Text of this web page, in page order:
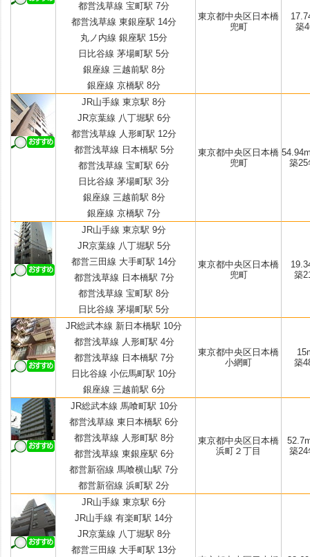
都営浅草線 宝町駅 7分
都営浅草線 東銀座駅 14分
丸ノ内線 銀座駅 15分
日比谷線 茅場町駅 5分
銀座線 三越前駅 8分
銀座線 京橋駅 8分
東京都中央区日本橋
兜町
築
JR山手線 東京駅 8分
JR京葉線 八丁堀駅 6分
都営浅草線 人形町駅 12分
都営浅草線 日本橋駅 5分
都営浅草線 宝町駅 6分
日比谷線 茅場町駅 3分
銀座線 三越前駅 8分
銀座線 京橋駅 7分
東京都中央区日本橋
兜町
築
JR山手線 東京駅 9分
JR京葉線 八丁堀駅 5分
都営三田線 大手町駅 14分
都営浅草線 日本橋駅 7分
都営浅草線 宝町駅 8分
日比谷線 茅場町駅 5分
東京都中央区日本橋
兜町
築
JR総武本線 新日本橋駅 10分
都営浅草線 人形町駅 4分
都営浅草線 日本橋駅 7分
日比谷線 小伝馬町駅 10分
銀座線 三越前駅 6分
東京都中央区日本橋
小網町
築
JR総武本線 馬喰町駅 10分
都営浅草線 東日本橋駅 6分
都営浅草線 人形町駅 8分
都営浅草線 東銀座駅 6分
都営新宿線 馬喰横山駅 7分
都営新宿線 浜町駅 2分
東京都中央区日本橋
浜町２丁目
築
JR山手線 東京駅 6分
JR山手線 有楽町駅 14分
JR京葉線 八丁堀駅 8分
都営三田線 大手町駅 13分